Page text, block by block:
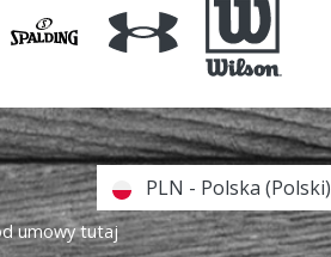
umowy tutaj
PLN - Polska (Polski)